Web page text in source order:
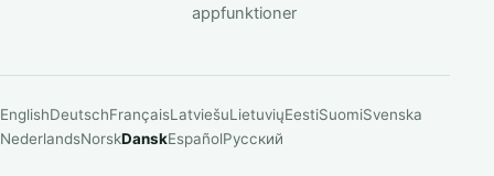
appfunktioner
EnglishDeutschFrançaisLatviešuLietuviųEestiSuomiSvenska
NederlandsNorskDanskEspañolРусский